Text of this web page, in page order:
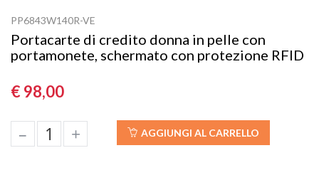
PP6843W140R-VE
Portacarte di credito donna in pelle con
portamonete, schermato con protezione RFID
€ 98,00
– + AGGIUNGI AL CARRELLO